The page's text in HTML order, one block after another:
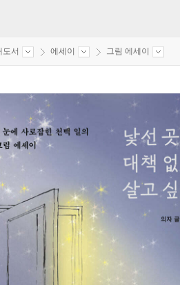
도서 에세이 그림 에세이